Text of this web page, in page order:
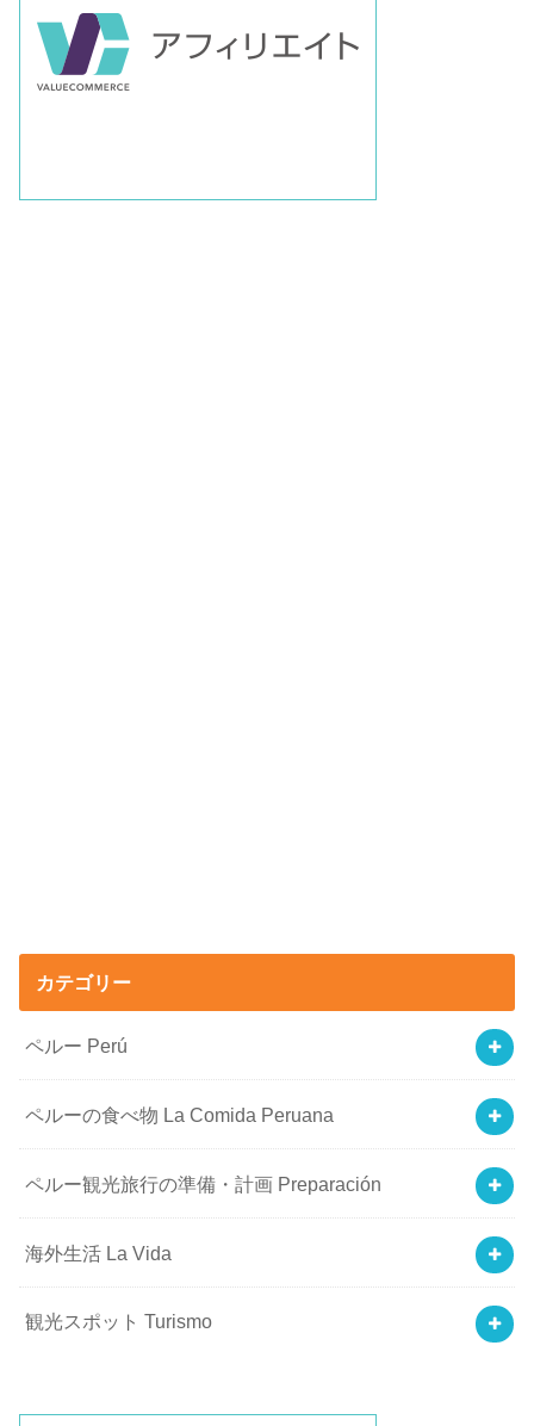
カテゴリー
ペルー Perú
ペルーの食べ物 La Comida Peruana
ペルー観光旅行の準備・計画 Preparación
海外生活 La Vida
観光スポット Turismo